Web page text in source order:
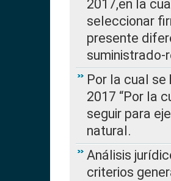
2017,en la
seleccionar
presente
Por la cual se
2017 “Por la
seguir para
natural.
Análisis
criterios